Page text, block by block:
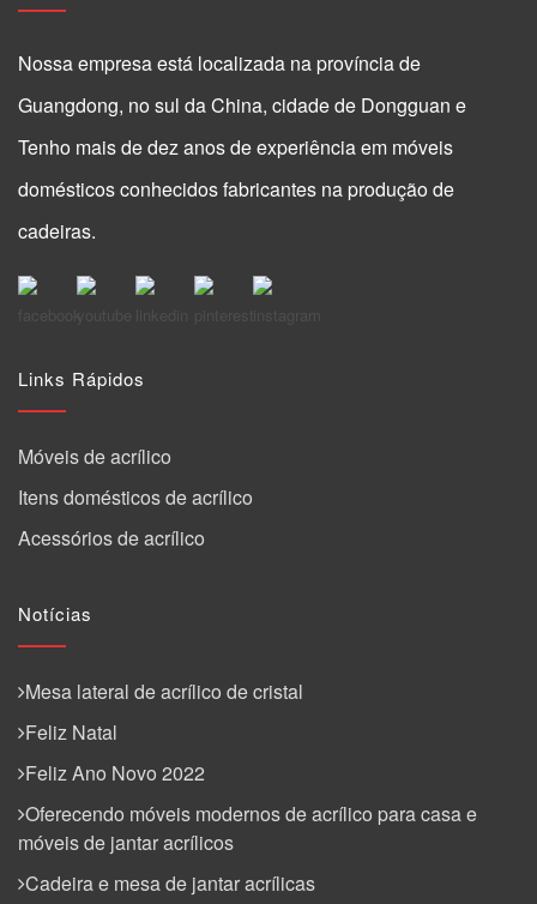
Nossa empresa está localizada na província de
Guangdong, no sul da China, cidade de Dongguan e
Tenho mais de dez anos de experiência em móveis
domésticos conhecidos fabricantes na produção de
cadeiras.
Links Rápidos
Móveis de acrílico
Itens domésticos de acrílico
Acessórios de acrílico
Notícias
Mesa lateral de acrílico de cristal
Feliz Natal
Feliz Ano Novo 2022
Oferecendo móveis modernos de acrílico para casa e
móveis de jantar acrílicos
Cadeira e mesa de jantar acrílicas